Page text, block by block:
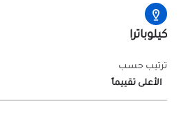
كيلوباترا
الأعلى تقييماً
ترتيب حسب